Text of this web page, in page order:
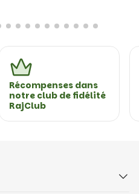
Récompenses dans
notre club de fidélité
RajClub